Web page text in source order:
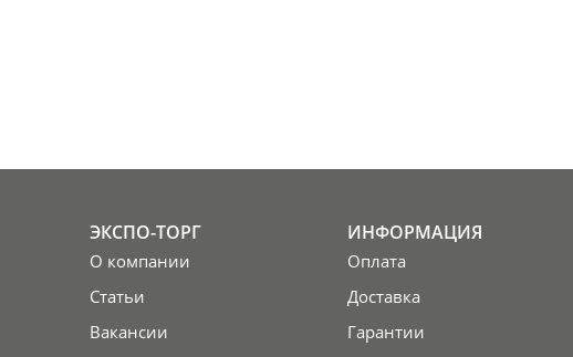
ЭКСПО-ТОРГ
О компании
Статьи
Вакансии
ИНФОРМАЦИЯ
Оплата
Доставка
Гарантии